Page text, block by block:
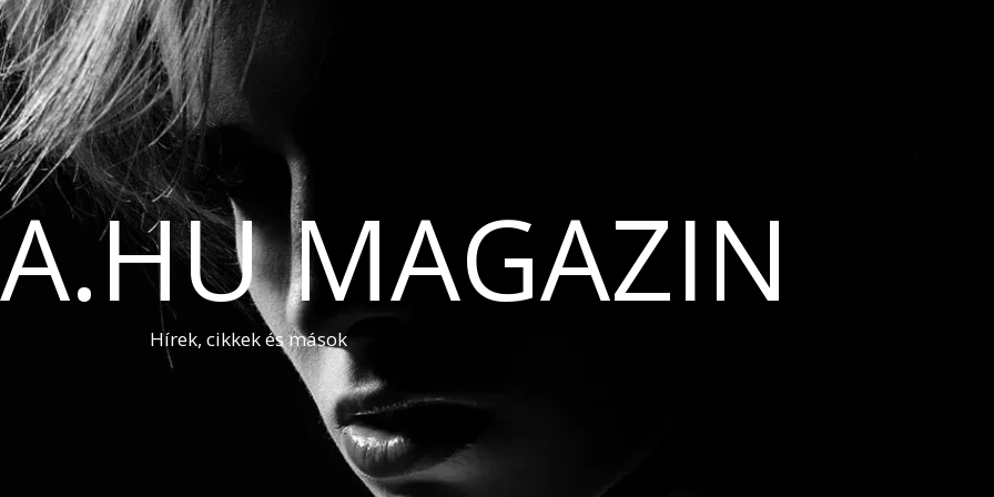
MAGAZIN
Hírek, cikkek és mások